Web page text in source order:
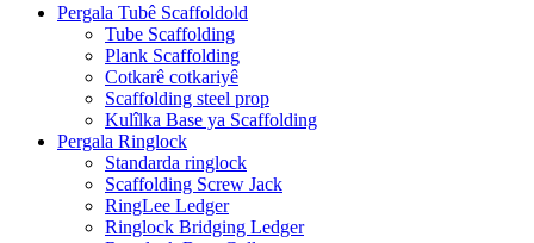
Pergala Tubê Scaffoldold
Tube Scaffolding
Plank Scaffolding
Cotkarê cotkariyê
Scaffolding steel prop
Kulîlka Base ya Scaffolding
Pergala Ringlock
Standarda ringlock
Scaffolding Screw Jack
RingLee Ledger
Ringlock Bridging Ledger